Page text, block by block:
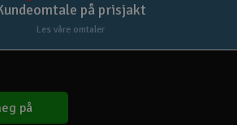
på prisjakt
Les våre omtaler
på